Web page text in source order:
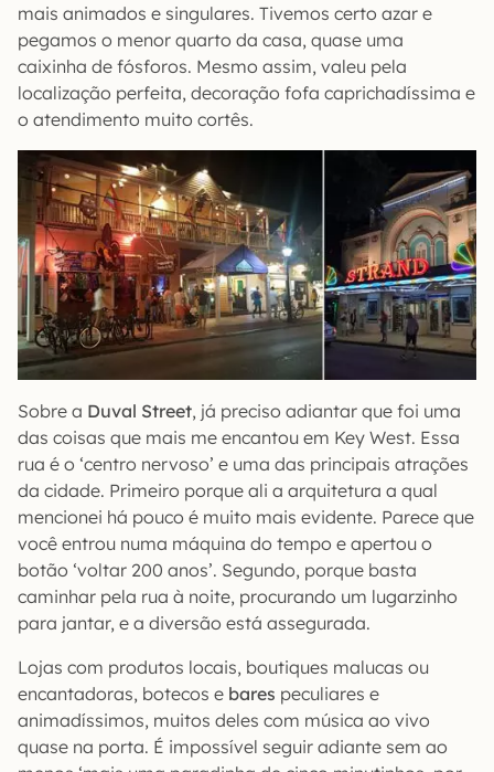
mais animados e singulares. Tivemos certo azar e
pegamos o menor quarto da casa, quase uma
caixinha de fósforos. Mesmo assim, valeu pela
localização perfeita, decoração fofa caprichadíssima e
o atendimento muito cortês.
Sobre a Duval Street, já preciso adiantar que foi uma
das coisas que mais me encantou em Key West. Essa
rua é o ‘centro nervoso’ e uma das principais atrações
da cidade. Primeiro porque ali a arquitetura a qual
mencionei há pouco é muito mais evidente. Parece que
você entrou numa máquina do tempo e apertou o
botão ‘voltar 200 anos’. Segundo, porque basta
caminhar pela rua à noite, procurando um lugarzinho
para jantar, e a diversão está assegurada.
Lojas com produtos locais, boutiques malucas ou
encantadoras, botecos e bares peculiares e
animadíssimos, muitos deles com música ao vivo
quase na porta. É impossível seguir adiante sem ao